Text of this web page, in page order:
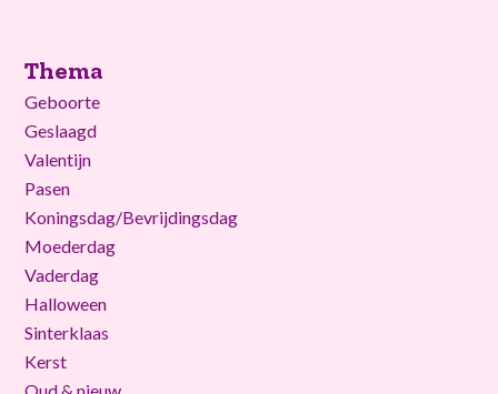
Thema
Geboorte
Geslaagd
Valentijn
Pasen
Koningsdag/Bevrijdingsdag
Moederdag
Vaderdag
Halloween
Sinterklaas
Kerst